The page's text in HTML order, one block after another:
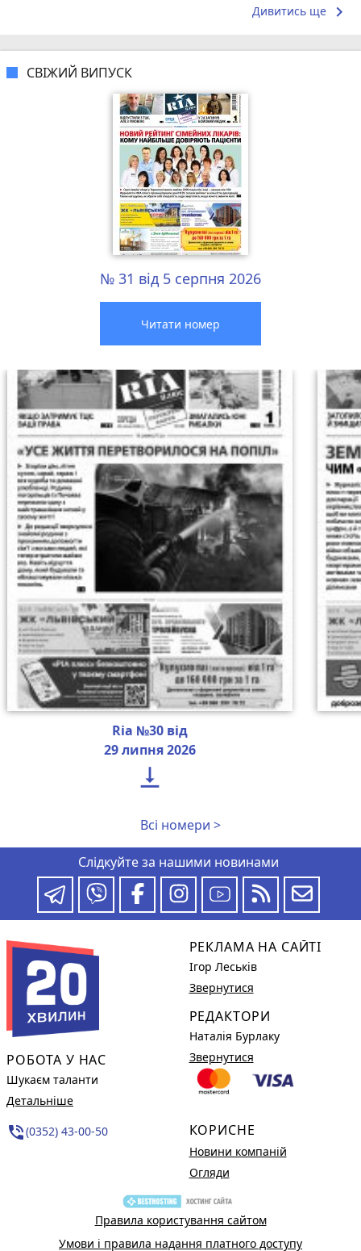
Дивитись ще keyboard_arrow_right
СВІЖИЙ ВИПУСК
№ 31 від 5 серпня 2026
Читати номер
Ria №30 від
29 липня 2026

Всі номери >
Слідкуйте за нашими новинами
РОБОТА У НАС
Шукаєм таланти
Детальніше
phone_in_talk(0352) 43-00-50
РЕКЛАМА НА САЙТІ
Ігор Леськів
Звернутися
РЕДАКТОРИ
Наталія Бурлаку
Звернутися
КОРИСНЕ
Новини компаній
Огляди
Правила користування сайтом
Умови і правила надання платного доступу